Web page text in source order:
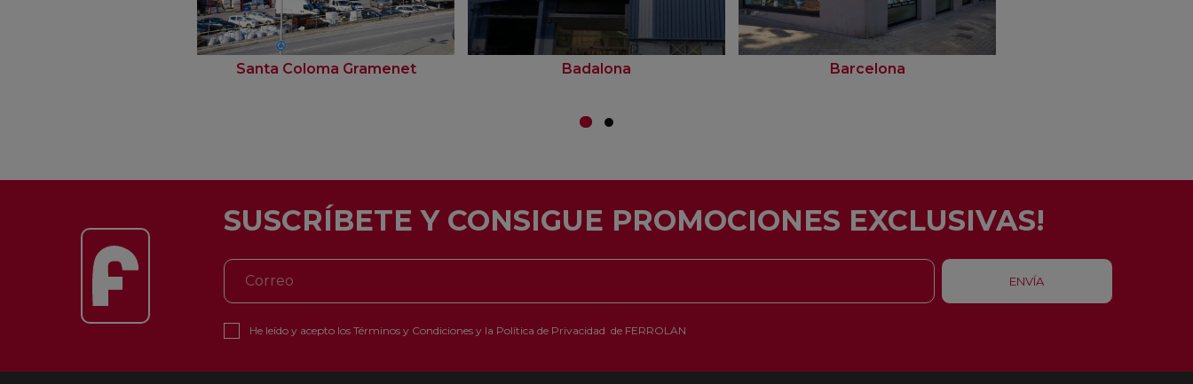
Santa Coloma Gramenet Badalona Barcelona
SUSCRÍBETE Y CONSIGUE PROMOCIONES EXCLUSIVAS!
He leído y acepto los Términos y Condicionesy la Política de Privacidad de FERROLAN